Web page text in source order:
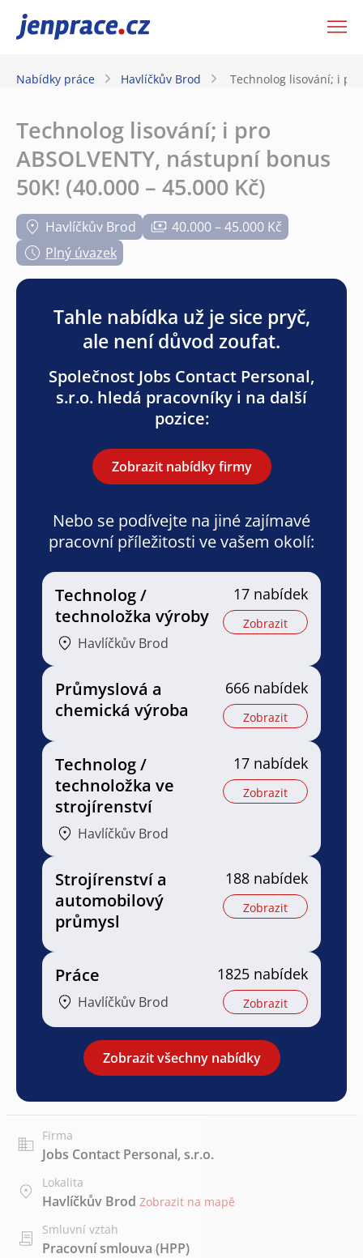
JenPráce.cz
Nabídky práce Havlíčkův Brod Technolog lisování; i pro
Technolog lisování; i pro
ABSOLVENTY, nástupní bonus
50K! (40.000 – 45.000 Kč)
Havlíčkův Brod
40.000 – 45.000 Kč
Plný úvazek
Tahle nabídka už je sice pryč,
ale není důvod zoufat.
Společnost Jobs Contact Personal,
s.r.o. hledá pracovníky i na další
pozice:
Zobrazit nabídky firmy
Nebo se podívejte na jiné zajímavé
pracovní příležitosti ve vašem okolí:
Technolog /
technoložka výroby
Havlíčkův Brod
17 nabídek
Zobrazit
Průmyslová a
chemická výroba
666 nabídek
Zobrazit
Technolog /
technoložka ve
strojírenství
Havlíčkův Brod
17 nabídek
Zobrazit
Strojírenství a
automobilový
průmysl
188 nabídek
Zobrazit
Práce
Havlíčkův Brod
1825 nabídek
Zobrazit
Zobrazit všechny nabídky
Firma
Jobs Contact Personal, s.r.o.
Lokalita
Havlíčkův Brod Zobrazit na mapě
Smluvní vztah
Pracovní smlouva (HPP)